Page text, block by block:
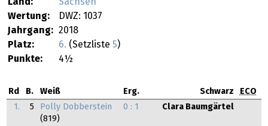
Land:
Sachsen
Wertung:
DWZ: 1037
Jahrgang: 2018
Platz:
6. (Setzliste 5)
Punkte:
4½
Rd B. Weiß Erg. Schwarz
ECO
1.
5
Polly Dobberstein
(819)
0 : 1 Clara Baumgärtel